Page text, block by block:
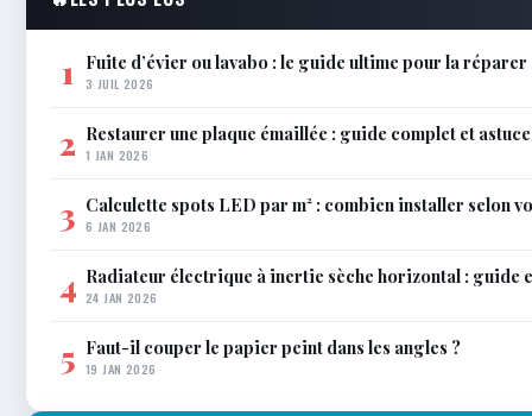
1 Fuite d’évier ou lavabo : le guide ultime pour la
3 JUIL 2026
2 Restaurer une plaque émaillée : guide complet et
1 JAN 2026
3 Calculette spots LED par m² : combien installer selon
6 JAN 2026
4 Radiateur électrique à inertie sèche horizontal : guide
24 JAN 2026
5 Faut-il couper le papier peint dans les angles ?
19 JAN 2026